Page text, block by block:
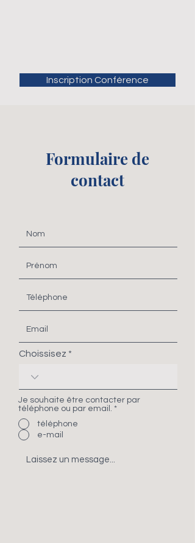
Inscription Conférence
Formulaire de
contact
Choissisez
Je souhaite être contacter par
téléphone ou par email. *
téléphone
e-mail